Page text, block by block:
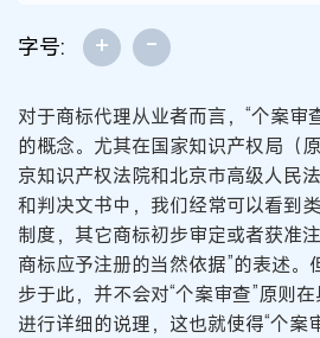
字号: + -
对于商标代理从业者而言，“个案审
的概念。尤其在国家知识产权局（
京知识产权法院和北京市高级人民
和判决文书中，我们经常可以看到
制度，其它商标初步审定或者获准
商标应予注册的当然依据”的表述。
步于此，并不会对“个案审查”原则
进行详细的说理，这也就使得“个案